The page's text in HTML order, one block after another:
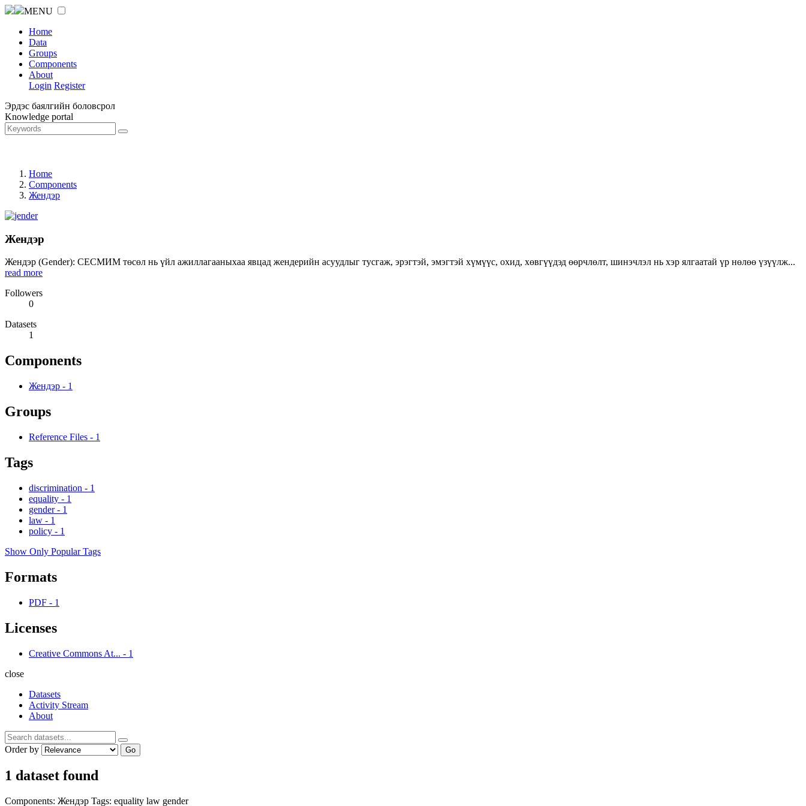
MENU
Home
Data
Groups
Components
About
Login Register
Эрдэс баялгийн боловсрол
Knowledge portal
Home
Components
Жендэр
Жендэр
Жендэр (Gender): СЕСМИМ төсөл нь үйл ажиллагааныхаа явцад жендерийн асуудлыг тусгаж, эрэгтэй, эмэгтэй хүмүүс, охид, хөвгүүдэд өөрчлөлт, шинэчлэл нь хэр ялгаатай үр нөлөө үзүүлж...
read more
Followers
0
Datasets
1
Components
Жендэр - 1
Groups
Reference Files - 1
Tags
discrimination - 1
equality - 1
gender - 1
law - 1
policy - 1
Show Only Popular Tags
Formats
PDF - 1
Licenses
Creative Commons At... - 1
close
Datasets
Activity Stream
About
Order by Go
1 dataset found
Components: Жендэр Tags: equality law gender